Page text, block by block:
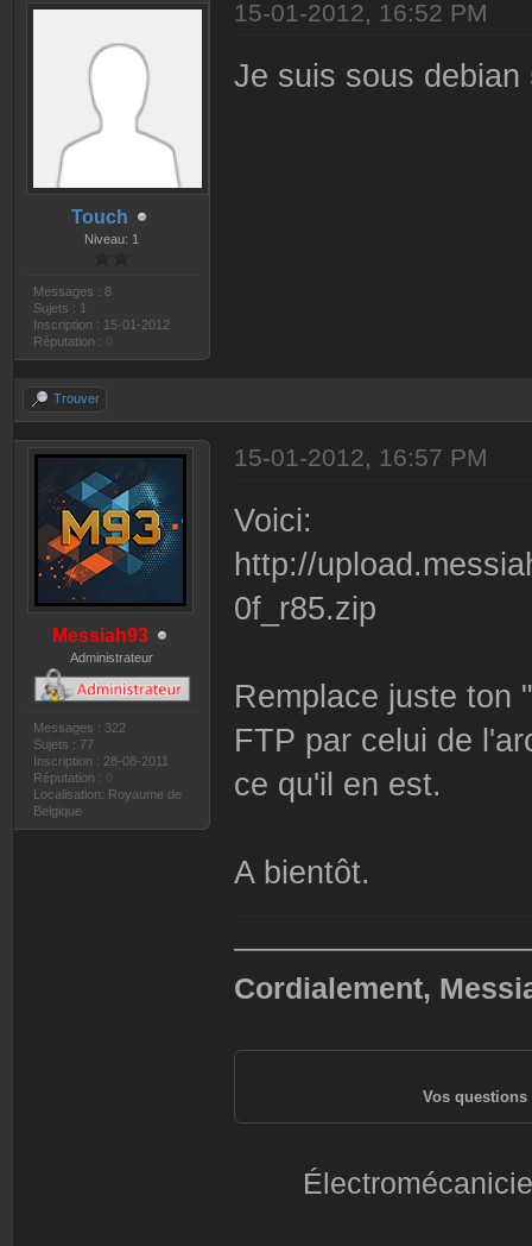
Touch
Niveau: 1
Messages : 8
Sujets : 1
Inscription : 15-01-2012
Réputation :
15-01-2012, 16:52 PM
Je suis sous debian
Trouver
Messiah93
Administrateur
Messages : 322
Sujets : 77
Inscription : 28-08-2011
Réputation :
Localisation: Royaume de
Belgique
15-01-2012, 16:57 PM
Voici:
http://
0f_r85.zip
Remplace juste ton
FTP par celui de
ce qu'il en est.
A bientôt.
Cordialement,
Vos questions